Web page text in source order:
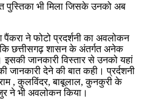
पुस्तिका भी मिला जिसके उनको अब
ने फोटो प्रदर्शनी का अवलोकन
छत्तीसगढ़ शासन के अंतर्गत अनेक
जानकारी विस्तार से उनको यहां
देने की बात कही। प्रर्दशनी
, कुलविंदर, बाबूलाल, कुनकुरी के
ने भी अवलोकन किया।